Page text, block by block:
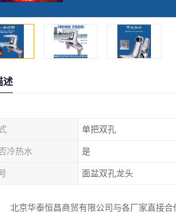
述
单把双孔
冷热水 是
面盆双孔龙头
北京华泰恒昌商贸有限公司与各厂家直接合